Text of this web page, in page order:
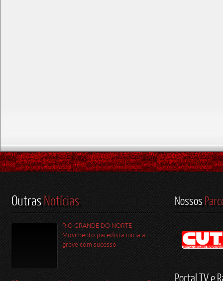
OutrasNotícias
RIO GRANDE DO NORTE -
Movimento paredista inicia a
greve com sucesso
Nossos
Portal TV e